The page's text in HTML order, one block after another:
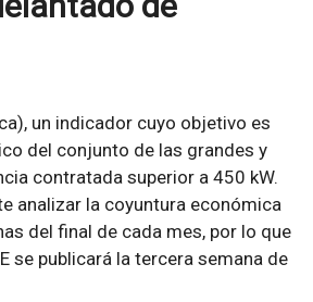
un indicador cuyo objetivo es
del conjunto de las grandes y
contratada superior a 450 kW.
analizar la coyuntura económica
del final de cada mes, por lo que
se publicará la tercera semana de